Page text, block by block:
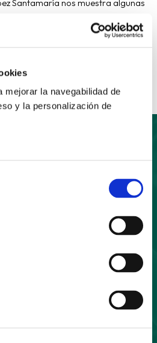
mejorar la navegabilidad de
y la personalización de
Santamaría nos muestra algunas
boletín